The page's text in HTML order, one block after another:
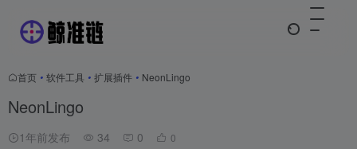
首页 • 软件工具 • 扩展插件 • NeonLingo
NeonLingo
1年前发布 34 0 0